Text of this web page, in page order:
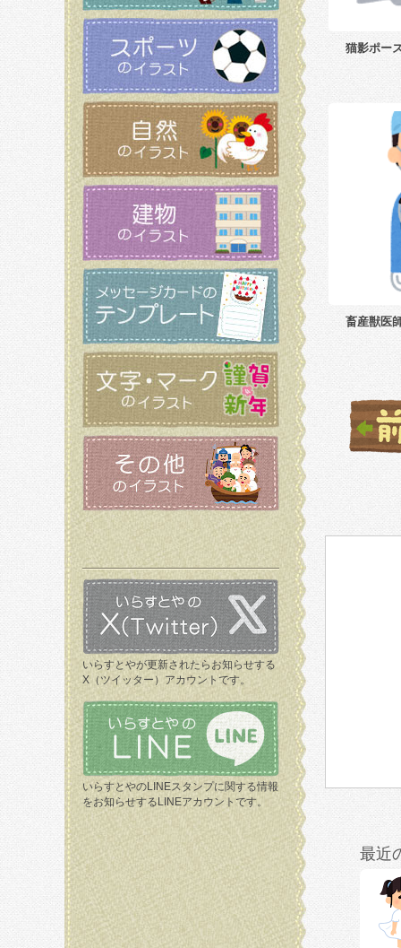
いらすとやが更新されたらお知らせする
X（ツイッター）アカウントです。
いらすとやのLINEスタンプに関する情報
をお知らせするLINEアカウントです。
猫影ポー
畜産獣医
最近